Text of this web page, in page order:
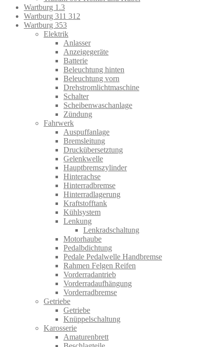
Wartburg 1.3
Wartburg 311 312
Wartburg 353
Elektrik
Anlasser
Anzeigegeräte
Batterie
Beleuchtung hinten
Beleuchtung vorn
Drehstromlichtmaschine
Schalter
Scheibenwaschanlage
Zündung
Fahrwerk
Auspuffanlage
Bremsleitung
Druckübersetztung
Gelenkwelle
Hauptbremszylinder
Hinterachse
Hinterradbremse
Hinterradlagerung
Kraftstofftank
Kühlsystem
Lenkung
Lenkradschaltung
Motorhaube
Pedalbdichtung
Pedale Pedalwelle Handbremse
Rahmen Felgen Reifen
Vorderradantrieb
Vorderradaufhängung
Vorderradbremse
Getriebe
Getriebe
Knüppelschaltung
Karosserie
Amaturenbrett